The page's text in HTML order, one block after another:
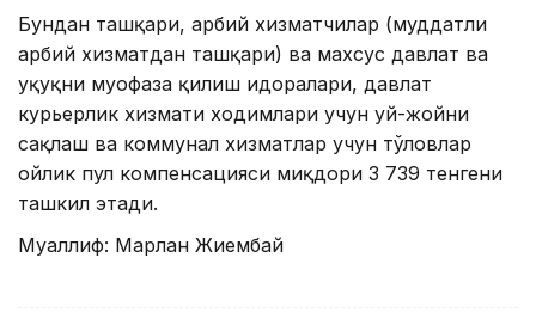
Бундан ташқари, ҳарбий хизматчилар (муддатли
ҳарбий хизматдан ташқари) ва махсус давлат ва
ҳуқуқни муҳофаза қилиш идоралари, давлат
курьерлик хизмати ходимлари учун уй-жойни
сақлаш ва коммунал хизматлар учун тўловлар
ойлик пул компенсацияси миқдори 3 739 тенгени
ташкил этади.
Муаллиф: Марлан Жиембай